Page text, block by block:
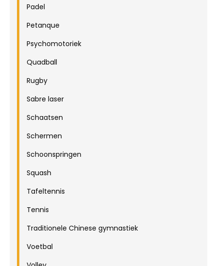
Padel
Petanque
Psychomotoriek
Quadball
Rugby
Sabre laser
Schaatsen
Schermen
Schoonspringen
Squash
Tafeltennis
Tennis
Traditionele Chinese gymnastiek
Voetbal